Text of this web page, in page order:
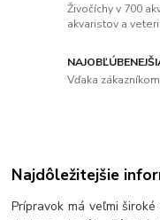
Živočíchy v 700
akvaristov a
Vďaka
Najdôležitejšie
Prípravok má veľmi